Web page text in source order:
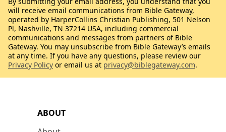
ABOUT
will receive email communications from Bible Gateway,
operated by HarperCollins Christian Publishing, 501 Nelson
Pl, Nashville, TN 37214 USA, including commercial
communications and messages from partners of Bible
Gateway. You may unsubscribe from Bible Gateway’s emails
at any time. If you have any questions, please review our
Privacy Policy or email us at privacy@biblegateway.com.